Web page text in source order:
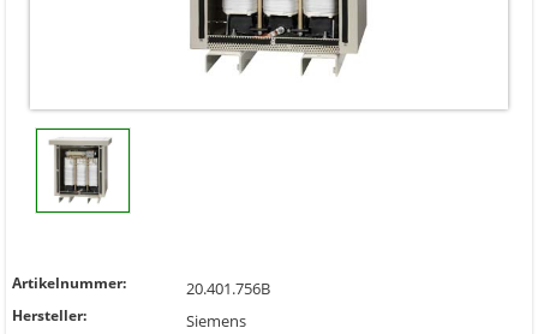
Artikelnummer: 20.401.756B
Hersteller: Siemens